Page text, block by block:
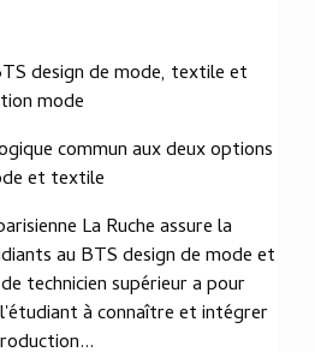
design de mode, textile et
mode
commun aux deux options
et textile
La Ruche assure la
au BTS design de mode et
technicien supérieur a pour
à connaître et intégrer